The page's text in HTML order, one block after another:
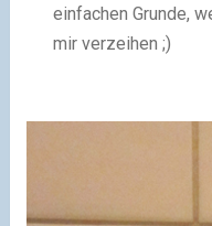
einfachen Grunde,
mir verzeihen ;)